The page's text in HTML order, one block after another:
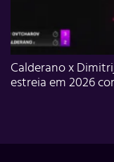
Calderano x
estreia em 2026